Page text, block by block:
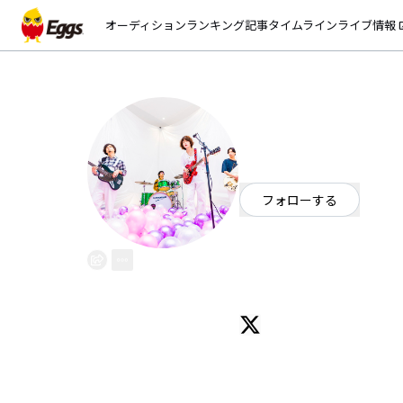
オーディションランキング記事タイムラインライブ情報
フォローする
「届ける」をコンセプトに活動中